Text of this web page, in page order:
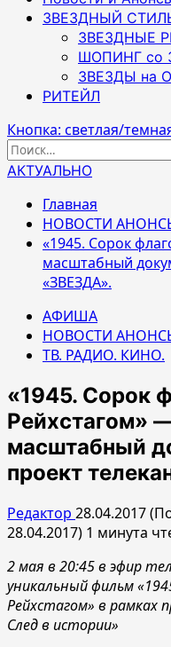
ЗВЕЗДНЫЙ
ЗВЕЗДНЫЕ
ШОПИНГ со
ЗВЕЗДЫ на
РИТЕЙЛ
Кнопка: светлая/
Найти:
АКТУАЛЬНО
Главная
НОВОСТИ
«1945. Сорок
масштабный
«ЗВЕЗДА».
АФИША
НОВОСТИ
ТВ. РАДИО. КИНО.
«1945. Сорок
Рейхстагом»
масштабный
проект
Редактор 28.04.2017
28.04.2017) 1 минута
2 мая в 20:45 в эфир
уникальный фильм
Рейхстагом» в рамках
След в истории»